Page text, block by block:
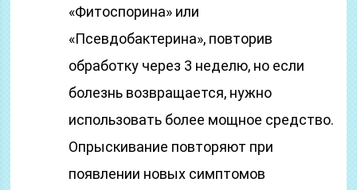
«Фитоспорина» или
«Псевдобактерина», повторив
обработку через 3 неделю, но если
болезнь возвращается, нужно
использовать более мощное средство.
Опрыскивание повторяют при
появлении новых симптомов